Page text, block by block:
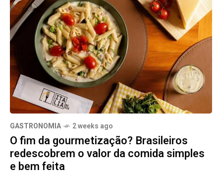
GASTRONOMIA 2 weeks ago
O fim da gourmetização? Brasileiros
redescobrem o valor da comida simples
e bem feita